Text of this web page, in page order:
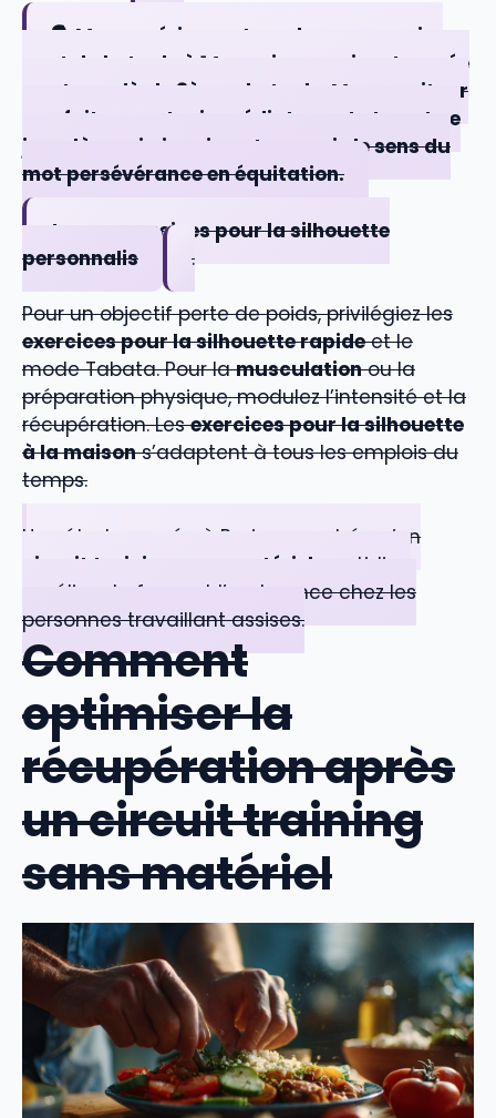
🗣️ Mon expérience :
Lors de mon premier
saut d obstacle à 14 ans, je me suis retrouvée
par terre dès le 3ème obstacle. Mon moniteur
m a fait remonter immédiatement et c est ce
jour-là que j ai vraiment compris le sens du
mot persévérance en équitation.
trong>exercices pour la silhouette
personnalis
.
Pour un objectif perte de poids, privilégiez les
exercices pour la silhouette rapideet le
mode Tabata. Pour lamusculationou la
préparation physique, modulez l’intensité et la
récupération. Lesexercices pour la silhouette
à la maisons’adaptent à tous les emplois du
temps.
Une étude menée à Paris a montré qu’un
circuit training
sans matériel quotidien
améliore la force et l’endurance chez les
personnes travaillant assises.
Comment
optimiser la
récupération après
un circuit training
sans matériel